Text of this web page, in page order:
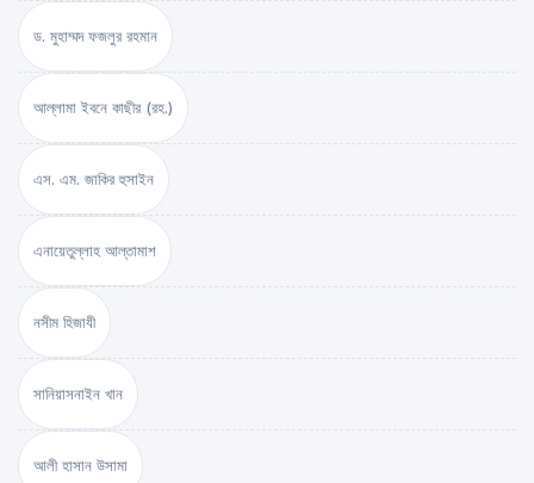
ড. মুহাম্মদ ফজলুর রহমান
আল্লামা ইবনে কাছীর (রহ.)
এস. এম. জাকির হুসাইন
এনায়েতুল্লাহ আল্‌তামাশ
নসীম হিজাযী
সানিয়াসনাইন খান
আলী হাসান উসামা